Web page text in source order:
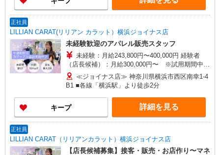
東北線)2番口(約1分)
正社員
LILLIAN CARAT(リリアン カラット）横浜ジョイナス店
未経験歓迎のアパレル販売スタッフ
未経験：月給243,800円〜400,000円 経験者
（店長候補）：月給300,000円〜 ※試用期間中は
270,000円〜 ★固定残業手当：30,800円（月給に
含む） ※経験・能力考慮 ※固定残業時間は1ヶ月
あたり20時間、超過時は追加で残業手当支給 ※月
3万円まで交通費支給 ※試用期間（2〜3ヶ月）も
同条件 【手当】固定残業手当／資格手当／店舗職
制手当／住宅手当（実家外かつ賃貸の場合のみ別
当の種類はエリアにより異なります。詳細は面接
時にお尋ねください。
≪ジョイナス店≫ 神奈川県横浜市西区南幸1-4
B1 ■各線「横浜駅」より徒歩2分
キープ 詳細を見る
正社員
LILLIAN CARAT（リリアンカラット）横浜ジョイナス店
【店長候補募集】接客・販売・お店作り〜マネ